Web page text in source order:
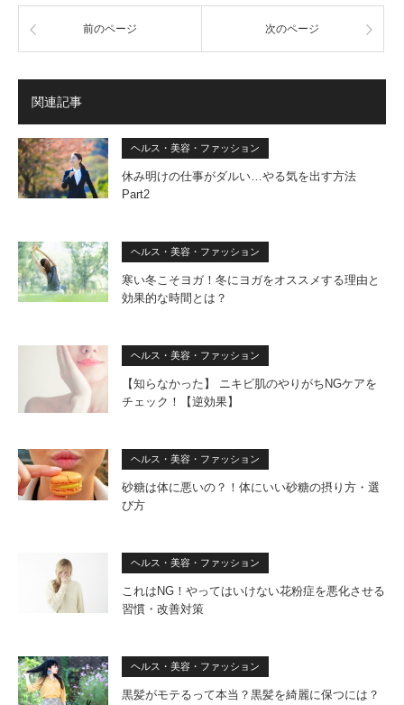
前のページ 次のページ
関連記事
ヘルス・美容・ファッション
休み明けの仕事がダルい…やる気を出す方法
Part2
ヘルス・美容・ファッション
寒い冬こそヨガ！冬にヨガをオススメする理由と
効果的な時間とは？
ヘルス・美容・ファッション
【知らなかった】 ニキビ肌のやりがちNGケアを
チェック！【逆効果】
ヘルス・美容・ファッション
砂糖は体に悪いの？！体にいい砂糖の摂り方・選
び方
ヘルス・美容・ファッション
これはNG！やってはいけない花粉症を悪化させる
習慣・改善対策
ヘルス・美容・ファッション
黒髪がモテるって本当？黒髪を綺麗に保つには？